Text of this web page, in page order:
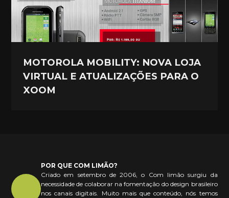
MOTOROLA MOBILITY: NOVA LOJA
VIRTUAL E ATUALIZAÇÕES PARA O
XOOM
POR QUE COM LIMÃO?
Criado em setembro de 2006, o Com limão surgiu da
necessidade de colaborar na fomentação do design brasileiro
nos canais digitais. Muito mais que conteúdo, nós temos